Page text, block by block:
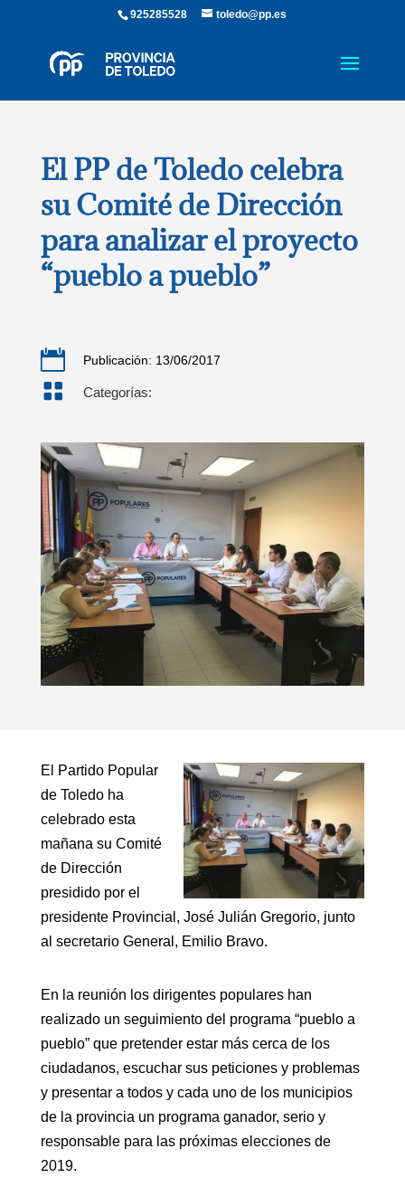
925285528 toledo@pp.es
El PP de Toledo celebra
su Comité de Dirección
para analizar el proyecto
“pueblo a pueblo”
 Publicación: 13/06/2017
 Categorías:
El Partido Popular
de Toledo ha
celebrado esta
mañana su Comité
de Dirección
presidido por el
presidente Provincial, José Julián Gregorio, junto
al secretario General, Emilio Bravo.
En la reunión los dirigentes populares han
realizado un seguimiento del programa “pueblo a
pueblo” que pretender estar más cerca de los
ciudadanos, escuchar sus peticiones y problemas
y presentar a todos y cada uno de los municipios
de la provincia un programa ganador, serio y
responsable para las próximas elecciones de
2019.